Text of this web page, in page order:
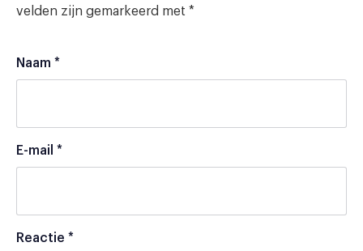
velden zijn gemarkeerd met *
Naam *
E-mail *
Reactie *